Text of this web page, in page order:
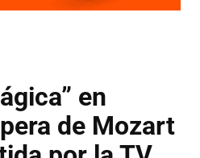
en
de Mozart